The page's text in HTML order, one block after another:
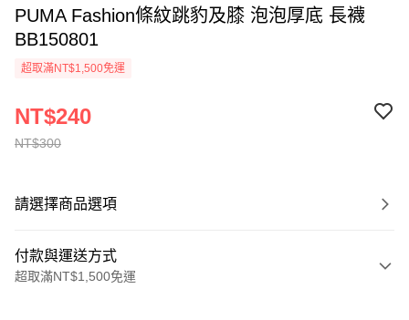
PUMA Fashion條紋跳豹及膝 泡泡厚底 長襪
BB150801
超取滿NT$1,500免運
NT$300
NT$240
請選擇商品選項
付款與運送方式
超取滿NT$1,500免運